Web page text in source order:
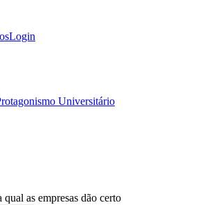
Login
Universitário
as empresas dão certo